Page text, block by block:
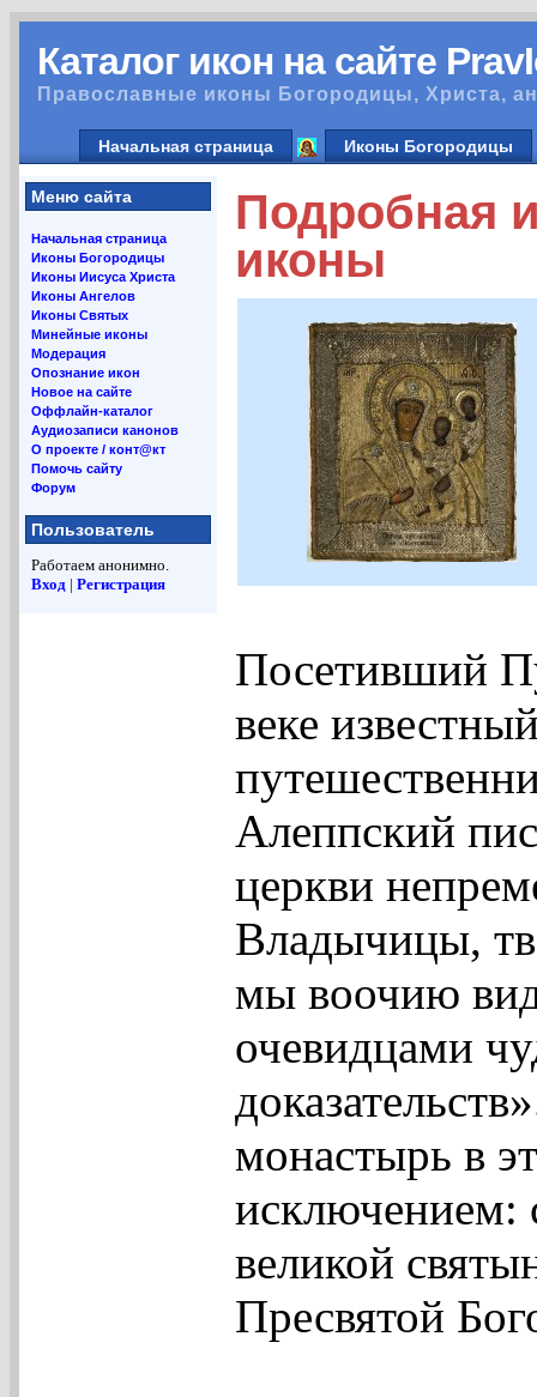
Каталог икон на сайте
Православные иконы Богородицы, Христа,
Начальная страница Иконы Богородицы
Меню сайта
Начальная страница
Иконы Богородицы
Иконы Иисуса Христа
Иконы Ангелов
Иконы Святых
Минейные иконы
Модерация
Опознание икон
Новое на сайте
Оффлайн-каталог
Аудиозаписи канонов
О проекте / конт@кт
Помочь сайту
Форум
Пользователь
Работаем анонимно.
Вход | Регистрация
Подробная
иконы
Посетивший
веке
Алеппский
церкви
Владычицы,
мы воочию
очевидцами
монастырь в
исключением:
великой
Пресвятой